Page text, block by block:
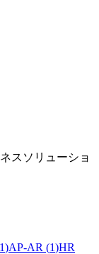
スソリューショ
1)AP-AR (1)HR